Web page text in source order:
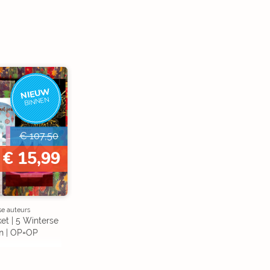
NIEUW
BINNEN
€ 107,50
€ 15,99
auteurs
| 5 Winterse
| OP=OP